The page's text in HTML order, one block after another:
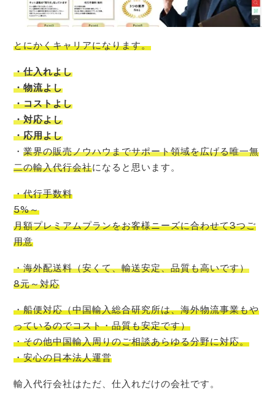
とにかくキャリアになります。
・仕入れよし
・物流よし
・コストよし
・対応よし
・応用よし
・業界の販売ノウハウまでサポート領域を広げる唯一無
二の輸入代行会社になると思います。
・代行手数料
5%～
月額プレミアムプランをお客様ニーズに合わせて3つご
用意
・海外配送料（安くて、輸送安定、品質も高いです）
8元～対応
・船便対応（中国輸入総合研究所は、海外物流事業もや
っているのでコスト・品質も安定です）
・その他中国輸入周りのご相談あらゆる分野に対応。
・安心の日本法人運営
輸入代行会社はただ、仕入れだけの会社です。